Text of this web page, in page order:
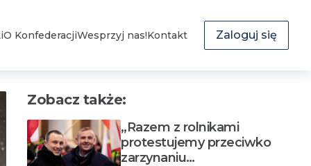
O KonfederacjiWesprzyj nas!Kontakt Zaloguj się
Zobacz także:
„Razem z rolnikami
protestujemy przeciwko
zarzynaniu…